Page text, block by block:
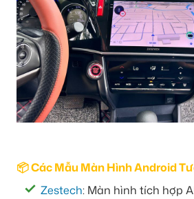
📦 Các Mẫu Màn Hình Android
Zestech: Màn hình tích hợp